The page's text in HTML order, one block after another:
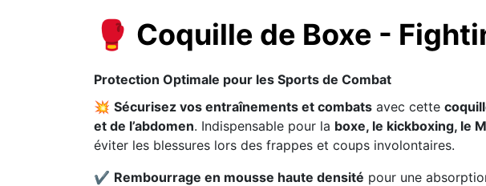
🥊 Coquille de Boxe -
Protection Optimale pour les Sports de Combat
💥 Sécurisez vos entraînements et combats avec cette
et de l’abdomen. Indispensable pour la boxe, le kickboxing, le
éviter les blessures lors des frappes et coups involontaires.
✔ Rembourrage en mousse haute densité pour une